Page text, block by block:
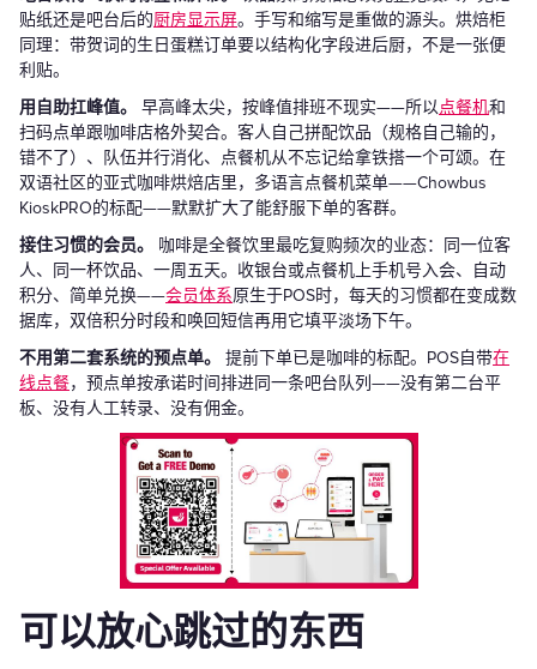
贴纸还是吧台后的厨房显示屏。手写和缩写是重做的源头。烘焙柜
同理：带贺词的生日蛋糕订单要以结构化字段进后厨，不是一张便
利贴。
用自助扛峰值。
早高峰太尖，按峰值排班不现实——所以点餐机和
扫码点单跟咖啡店格外契合。客人自己拼配饮品（规格自己输的，
错不了）、队伍并行消化、点餐机从不忘记给拿铁搭一个可颂。在
双语社区的亚式咖啡烘焙店里，多语言点餐机菜单——Chowbus
KioskPRO的标配——默默扩大了能舒服下单的客群。
接住习惯的会员。
咖啡是全餐饮里最吃复购频次的业态：同一位客
人、同一杯饮品、一周五天。收银台或点餐机上手机号入会、自动
积分、简单兑换——会员体系原生于POS时，每天的习惯都在变成数
据库，双倍积分时段和唤回短信再用它填平淡场下午。
不用第二套系统的预点单。
提前下单已是咖啡的标配。POS自带在
线点餐，预点单按承诺时间排进同一条吧台队列——没有第二台平
板、没有人工转录、没有佣金。
可以放心跳过的东西